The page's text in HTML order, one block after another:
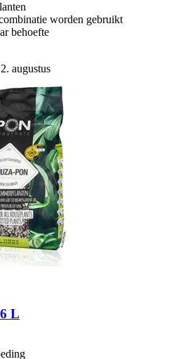
worden gebruikt
behoefte
augustus
L